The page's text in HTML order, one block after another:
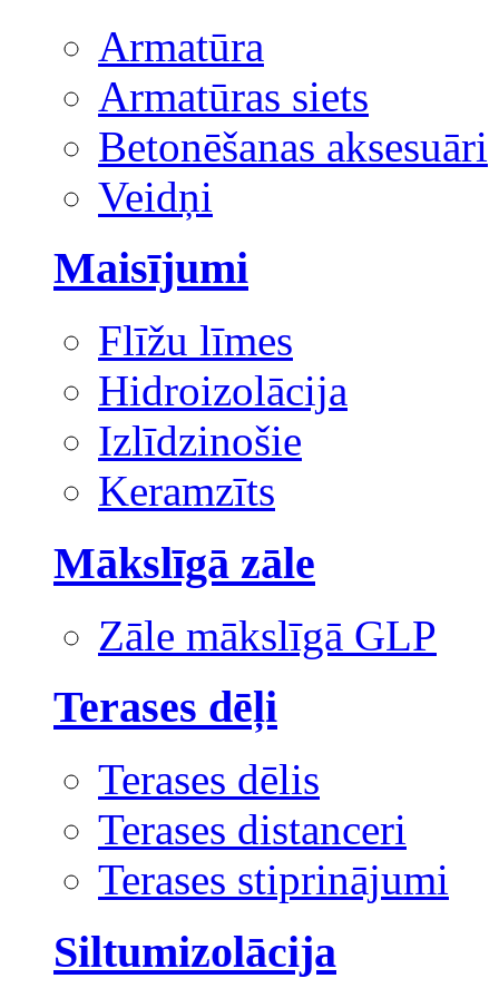
Armatūra
Armatūras siets
Betonēšanas aksesuāri
Veidņi
Maisījumi
Flīžu līmes
Hidroizolācija
Izlīdzinošie
Keramzīts
Mākslīgā zāle
Zāle mākslīgā GLP
Terases dēļi
Terases dēlis
Terases distanceri
Terases stiprinājumi
Siltumizolācija